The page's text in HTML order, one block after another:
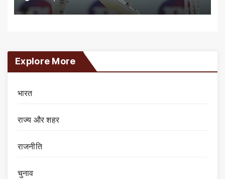
Explore More
भारत
राज्य और शहर
राजनीति
चुनाव